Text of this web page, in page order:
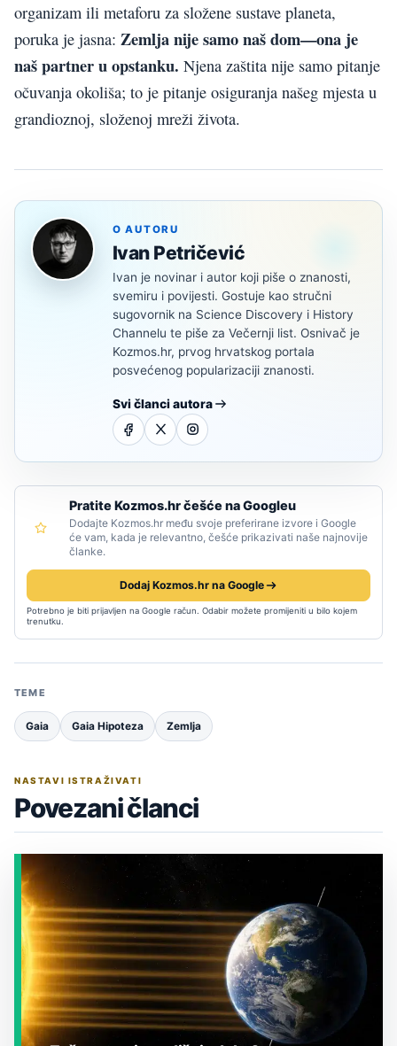
organizam ili metaforu za složene sustave planeta,
poruka je jasna: Zemlja nije samo naš dom—ona je
naš partner u opstanku. Njena zaštita nije samo pitanje
očuvanja okoliša; to je pitanje osiguranja našeg mjesta u
grandioznoj, složenoj mreži života.
O AUTORU
Ivan Petričević
Ivan je novinar i autor koji piše o znanosti,
svemiru i povijesti. Gostuje kao stručni
sugovornik na Science Discovery i History
Channelu te piše za Večernji list. Osnivač je
Kozmos.hr, prvog hrvatskog portala
posvećenog popularizaciji znanosti.
Svi članci autora
Pratite Kozmos.hr češće na Googleu
Dodajte Kozmos.hr među svoje preferirane izvore i Google
će vam, kada je relevantno, češće prikazivati naše najnovije
članke.
Dodaj Kozmos.hr na Google
Potrebno je biti prijavljen na Google račun. Odabir možete promijeniti u bilo kojem
trenutku.
TEME
Gaia Gaia Hipoteza Zemlja
NASTAVI ISTRAŽIVATI
Povezani članci